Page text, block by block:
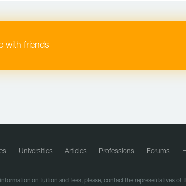
with friends
Universities Articles Professions Forums
on tuition and fees, please, contact the representatives